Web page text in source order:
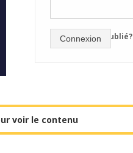
mot de passe oublié?
Connexion
voir le contenu